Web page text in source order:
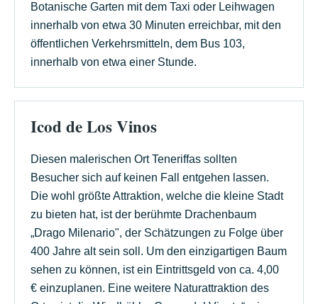
Botanische Garten mit dem Taxi oder Leihwagen
innerhalb von etwa 30 Minuten erreichbar, mit den
öffentlichen Verkehrsmitteln, dem Bus 103,
innerhalb von etwa einer Stunde.
Icod de Los Vinos
Diesen malerischen Ort Teneriffas sollten
Besucher sich auf keinen Fall entgehen lassen.
Die wohl größte Attraktion, welche die kleine Stadt
zu bieten hat, ist der berühmte Drachenbaum
„Drago Milenario", der Schätzungen zu Folge über
400 Jahre alt sein soll. Um den einzigartigen Baum
sehen zu können, ist ein Eintrittsgeld von ca. 4,00
€ einzuplanen. Eine weitere Naturattraktion des